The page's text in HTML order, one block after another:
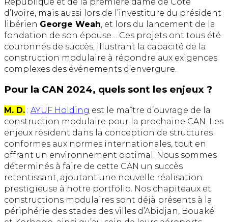
d’Ivoire, mais aussi lors de l’investiture du président
libérien George Weah , et lors du lancement de la
fondation de son épouse… Ces projets ont tous été
couronnés de succès, illustrant la capacité de la
construction modulaire à répondre aux exigences
complexes des événements d’envergure.
Pour la CAN 2024, quels sont les enjeux ?
M. D. : AYUF Holding est le maître d’ouvrage de la
construction modulaire pour la prochaine CAN. Les
enjeux résident dans la conception de structures
conformes aux normes internationales, tout en
offrant un environnement optimal. Nous sommes
déterminés à faire de cette CAN un succès
retentissant, ajoutant une nouvelle réalisation
prestigieuse à notre portfolio. Nos chapiteaux et
constructions modulaires sont déjà présents à la
périphérie des stades des villes d’Abidjan, Bouaké